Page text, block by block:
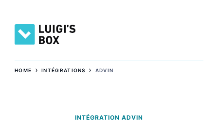
HOME ›INTÉGRATIONS › ADVIN
INTÉGRATION ADVIN